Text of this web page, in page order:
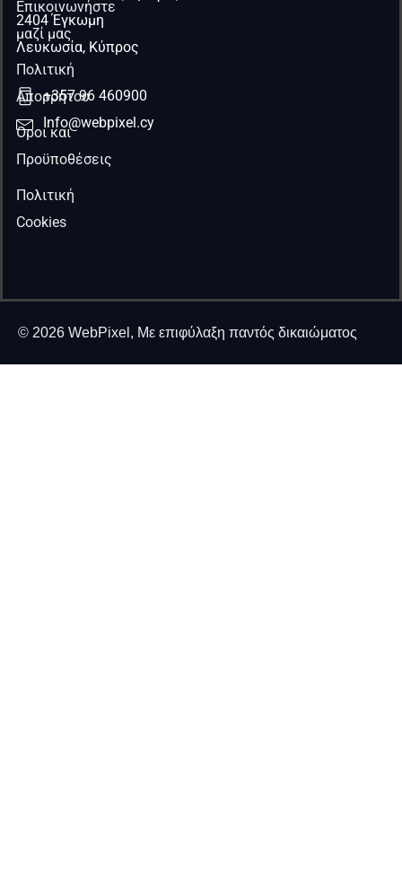
Επικοινωνήστε
μαζί μας
Πολιτική
Απορρήτου
Όροι και
Προϋποθέσεις
Πολιτική
Cookies
2404 Έγκωμη
Λευκωσία, Κύπρος
+357 96 460900
Info@webpixel.cy
© 2026 WebPixel, Με επιφύλαξη παντός δικαιώματος